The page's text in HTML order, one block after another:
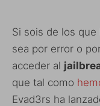
Si sois de los que
sea por error o
acceder al
que tal como
Evad3rs ha